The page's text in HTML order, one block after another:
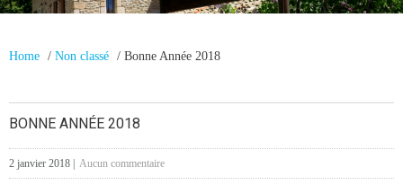
Home / Non classé / Bonne Année 2018
BONNE ANNÉE 2018
2 janvier 2018 | Aucun commentaire